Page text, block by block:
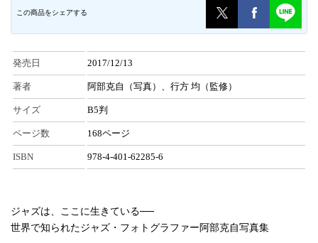
この商品をシェアする
発売日 2017/12/13
著者 阿部克自（写真）、行方 均（監修）
サイズ B5判
ページ数 168ページ
ISBN 978-4-401-62285-6
ジャズは、ここに生きている──
世界で知られたジャズ・フォトグラファー阿部克自写真集